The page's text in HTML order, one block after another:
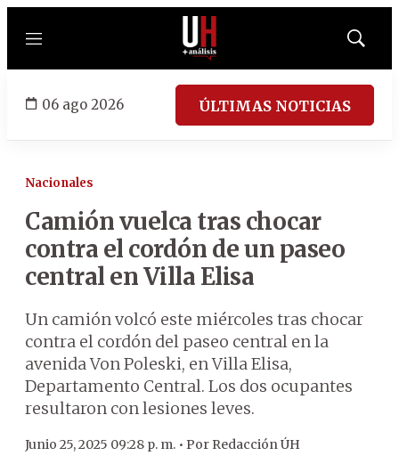
Menú
Mostrar
06 ago 2026 ÚLTIMAS NOTICIAS
Nacionales
Camión vuelca tras chocar
contra el cordón de un paseo
central en Villa Elisa
Un camión volcó este miércoles tras chocar
contra el cordón del paseo central en la
avenida Von Poleski, en Villa Elisa,
Departamento Central. Los dos ocupantes
resultaron con lesiones leves.
Junio 25, 2025 09:28 p. m. • Por Redacción ÚH